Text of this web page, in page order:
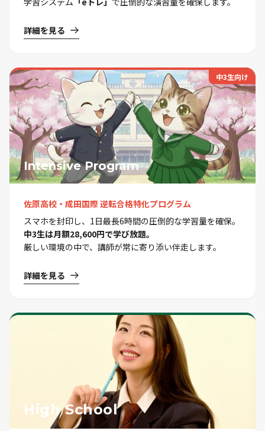
詳細を見る
中3生向け
Intensive Program
佐原高校・成田国際 逆転合格特化プログラム
スマホを封印し、1日最長6時間の圧倒的な学習量を確保。
中3生は月額28,600円で学び放題。
厳しい環境の中で、講師が常に寄り添い伴走します。
詳細を見る
High School